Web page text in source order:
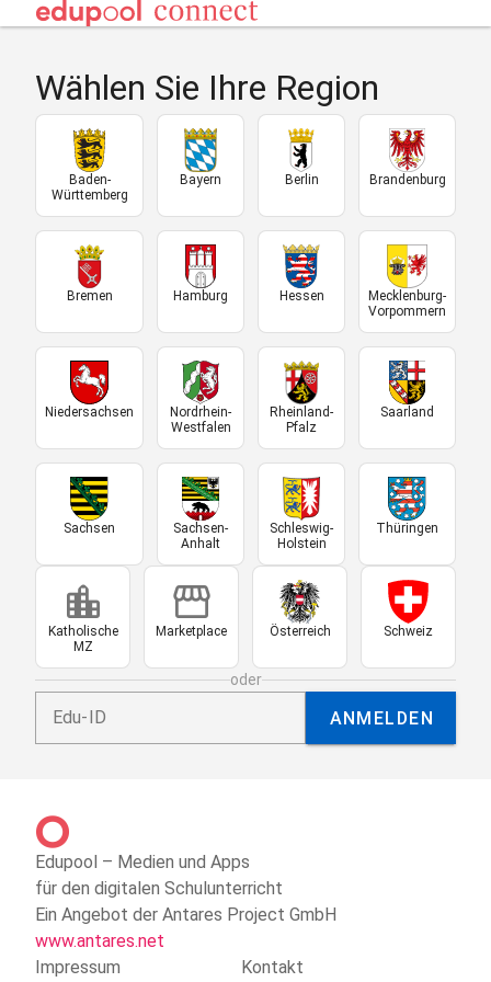
Wählen Sie Ihre Region
Baden-
Württemberg
Bayern Berlin Brandenburg
Bremen Hamburg Hessen
Mecklenburg-
Vorpommern
Niedersachsen
Nordrhein-
Westfalen
Rheinland-
Pfalz
Saarland
Sachsen
Sachsen-
Anhalt
Schleswig-
Holstein
Thüringen
location_city
Katholische
MZ
storefront
Marketplace Österreich Schweiz
oder
Edu-ID ANMELDEN
Edupool – Medien und Apps
für den digitalen Schulunterricht
Ein Angebot der Antares Project GmbH
www.antares.net
Impressum
Kontakt